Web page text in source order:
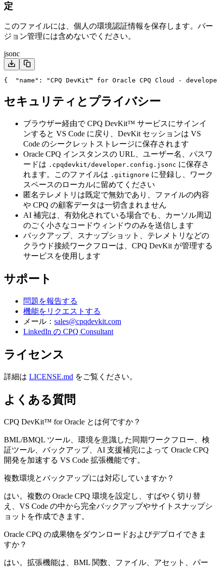
定
このファイルには、個人の環境認証情報を保存します。バー
ジョン管理には含めないでください。
jsonc
{
"name": "CPQ DevKit™ for Oracle CPQ Cloud -
セキュリティとプライバシー
ブラウザー経由で CPQ DevKit™ サービスにサインイ
ンすると VS Code に戻り、DevKit セッションは VS
Code のシークレットストレージに保存されます
Oracle CPQ インスタンスの URL、ユーザー名、パスワ
ードは .cpqdevkit/developer.config.jsonc に保存さ
れます。このファイルは .gitignore に登録し、ワーク
スペースのローカルに留めてください
匿名テレメトリは既定で無効であり、ファイルの内容
や CPQ の顧客データは一切含まれません
AI 補完は、有効化されている場合でも、カーソル周辺
のごく小さなコードウィンドウのみを送信します
バックアップ、スナップショット、テレメトリなどの
クラウド接続ワークフローは、CPQ DevKit が管理する
サービスを使用します
サポート
問題を報告する
機能をリクエストする
メール： sales@cpqdevkit.com
LinkedIn の CPQ Consultant
ライセンス
詳細は LICENSE.md をご覧ください。
よくある質問
CPQ DevKit™ for Oracle とは何ですか？
BML/BMQL ツール、環境を意識した同期ワークフロー、検
証ツール、バックアップ、AI 支援補完によって Oracle CPQ
開発を加速する VS Code 拡張機能です。
複数環境とバックアップには対応していますか？
はい。複数の Oracle CPQ 環境を設定し、すばやく切り替
え、VS Code の中から完全バックアップやサイトスナップシ
ョットを作成できます。
Oracle CPQ の成果物をダウンロードおよびデプロイできま
すか？
はい。拡張機能は、BML 関数、ファイル、アセット、パー